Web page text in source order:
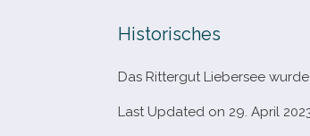
Historisches
Das Rittergut Liebersee
Last Updated on 29. April